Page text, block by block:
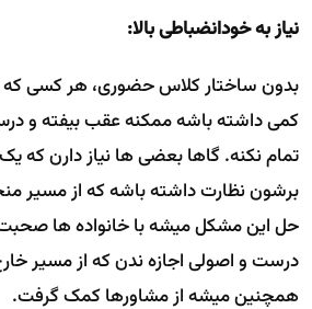
نیاز به خودانضباطی بالا:
بدون ساختار کلاس حضوری، هر کسی
کمی داشته باشه ممکنه عقب بیفته و
تمام نکنه. گاها بعضی ها نیاز دارن که
برشون نظارت داشته باشه که از مسیر
حل این مشکل میشه با خانواده ها
درست و اصولی اجازه ندن که از مسیر
همچنین میشه از مشاورها کمک گرفت.